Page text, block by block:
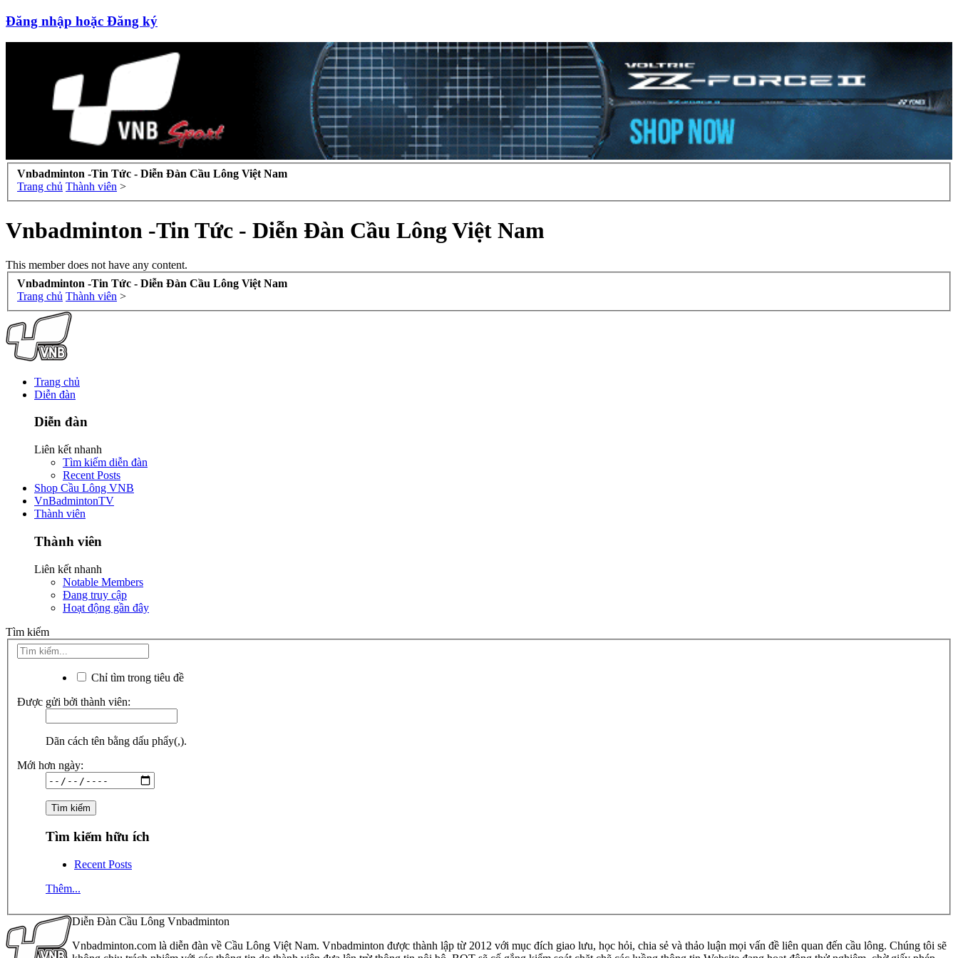
Đăng nhập hoặc Đăng ký
Vnbadminton -Tin Tức - Diễn Đàn Cầu Lông Việt Nam
Trang chủ Thành viên >
Vnbadminton -Tin Tức - Diễn Đàn Cầu Lông Việt Nam
This member does not have any content.
Vnbadminton -Tin Tức - Diễn Đàn Cầu Lông Việt Nam
Trang chủ Thành viên >
Trang chủ
Diễn đàn
Diễn đàn
Liên kết nhanh
Tìm kiếm diễn đàn
Recent Posts
Shop Cầu Lông VNB
VnBadmintonTV
Thành viên
Thành viên
Liên kết nhanh
Notable Members
Đang truy cập
Hoạt động gần đây
Tìm kiếm
Chỉ tìm trong tiêu đề
Được gửi bởi thành viên:
Dãn cách tên bằng dấu phẩy(,).
Mới hơn ngày:
Tìm kiếm hữu ích
Recent Posts
Thêm...
Diễn Đàn Cầu Lông Vnbadminton
Vnbadminton.com là diễn đàn về Cầu Lông Việt Nam. Vnbadminton được thành lập từ 2012 với mục đích giao lưu, học hỏi, chia sẻ và thảo luận mọi vấn đề liên quan đến cầu lông. Chúng tôi sẽ